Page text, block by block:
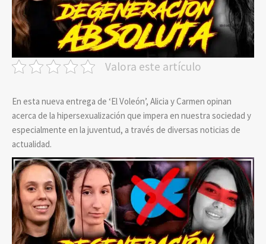
Valora este artículo
En esta nueva entrega de ‘El Voleón’, Alicia y Carmen opinan
acerca de la hipersexualización que impera en nuestra sociedad y
especialmente en la juventud, a través de diversas noticias de
actualidad.